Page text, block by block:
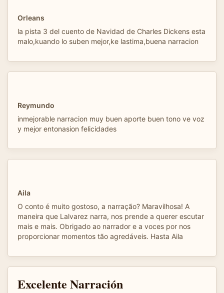
Orleans
la pista 3 del cuento de Navidad de Charles Dickens esta
malo,kuando lo suben mejor,ke lastima,buena narracion
Reymundo
inmejorable narracion muy buen aporte buen tono ve voz
y mejor entonasion felicidades
Aila
O conto é muito gostoso, a narração? Maravilhosa! A
maneira que Lalvarez narra, nos prende a querer escutar
mais e mais. Obrigado ao narrador e a voces por nos
proporcionar momentos tão agredáveis. Hasta Aila
Excelente Narración